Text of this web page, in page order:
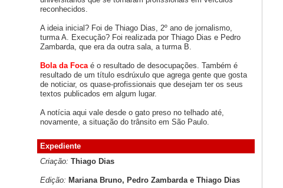
reconhecidos.
A ideia inicial? Foi de Thiago Dias, 2º ano de jornalismo,
turma A. Execução? Foi realizada por Thiago Dias e Pedro
Zambarda, que era da outra sala, a turma B.
Bola da Focaé o resultado de desocupações. Também é
resultado de um título esdrúxulo que agrega gente que gosta
de noticiar, os quase-profissionais que desejam ter os seus
textos publicados em algum lugar.
A notícia aqui vale desde o gato preso no telhado até,
novamente, a situação do trânsito em São Paulo.
Expediente
Criação: Thiago Dias
Edição: Mariana Bruno, Pedro Zambarda e Thiago Dias